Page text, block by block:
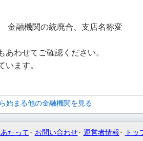
金融機関の統廃合、支店名称変
わせてご確認ください。
ます。
始まる他の金融機関を見る
たって お問い合わせ 運営者情報 トッ